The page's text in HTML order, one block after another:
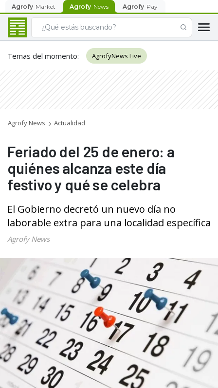
Agrofy Market Agrofy News Agrofy Pay
Temas del momento: AgrofyNews Live
Agrofy News Actualidad
Feriado del 25 de enero: a
quiénes alcanza este día
festivo y qué se celebra
El Gobierno decretó un nuevo día no
laborable extra para una localidad específica
Agrofy News